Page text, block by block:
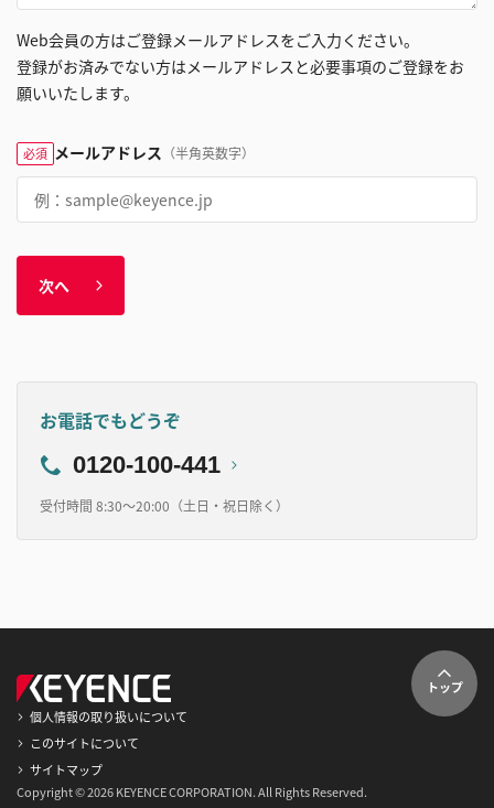
Web会員の方はご登録メールアドレスをご入力ください。
登録がお済みでない方はメールアドレスと必要事項のご登録をお
願いいたします。
必須 メールアドレス （半角英数字）
次へ
お電話でもどうぞ
0120-100-441
受付時間 8:30～20:00（土日・祝日除く）
トップ
個人情報の取り扱いについて
このサイトについて
サイトマップ
Copyright © 2026 KEYENCE CORPORATION. All Rights Reserved.